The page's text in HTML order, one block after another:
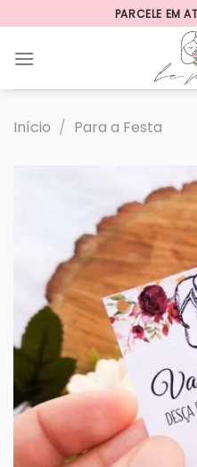
to
content
PARCELE EM
Início / Para a Festa